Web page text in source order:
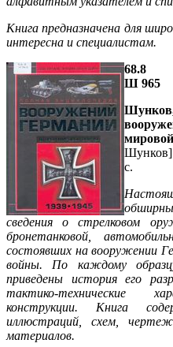
Книга предназначена для
интересна и специалистам.
68.8
Ш 965
с.
сведения о стрелковом
бронетанковой,
состоявших на вооружении
войны. По каждому
приведены история его
тактико-технические
конструкции. Книга
иллюстраций, схем,
материалов.